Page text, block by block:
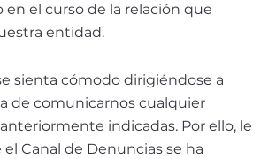
el curso de la relación que
entidad.
sienta cómodo dirigiéndose a
de comunicarnos cualquier
indicadas. Por ello, le
Canal de Denuncias se ha